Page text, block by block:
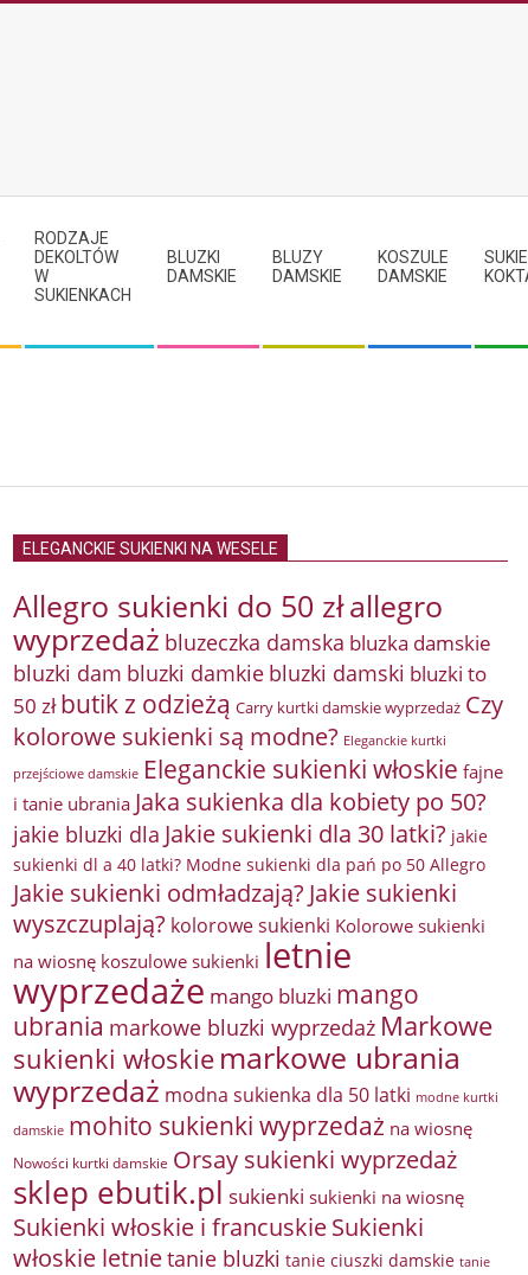
RODZAJE
DEKOLTÓW
W
SUKIENKACH
BLUZKI
DAMSKIE
BLUZY
DAMSKIE
KOSZULE
DAMSKIE
ELEGANCKIE SUKIENKI NA WESELE
Allegro sukienki do 50 złallegro
wyprzedaż bluzeczka damska bluzka damskie
bluzki dam bluzki damkie bluzki damski bluzki to
50 zł butik z odzieżą Carry kurtki damskie wyprzedaż Czy
kolorowe sukienki są modne? Eleganckie kurtki
przejściowe damskie Eleganckie sukienki włoskie fajne
i tanie ubrania Jaka sukienka dla kobiety po 50?
jakie bluzki dla Jakie sukienki dla 30 latki? jakie
sukienki dl a 40 latki? Modne sukienki dla pań po 50 Allegro
Jakie sukienki odmładzają? Jakie sukienki
wyszczuplają? kolorowe sukienki Kolorowe sukienki
na wiosnę koszulowe sukienki letnie
wyprzedaże mango bluzki mango
ubrania markowe bluzki wyprzedaż Markowe
sukienki włoskie markowe ubrania
wyprzedaż modna sukienka dla 50 latki modne kurtki
damskie mohito sukienki wyprzedaż na wiosnę
Nowości kurtki damskie Orsay sukienki wyprzedaż
sklep ebutik.pl sukienki sukienki na wiosnę
Sukienki włoskie i francuskieSukienki
włoskie letnietanie bluzki tanie ciuszki damskie tanie